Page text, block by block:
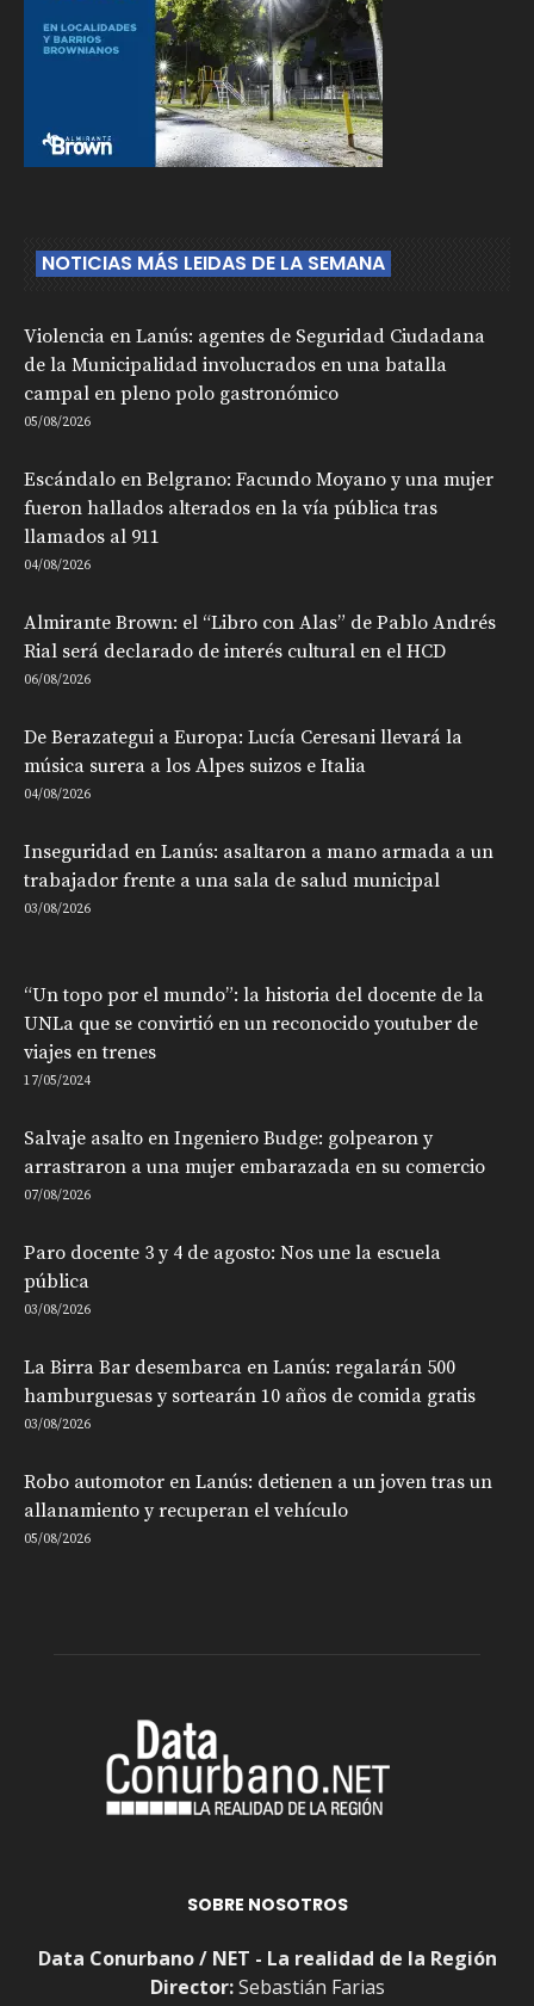
NOTICIAS MÁS LEIDAS DE LA SEMANA
Violencia en Lanús: agentes de Seguridad Ciudadana
de la Municipalidad involucrados en una batalla
campal en pleno polo gastronómico
05/08/2026
Escándalo en Belgrano: Facundo Moyano y una mujer
fueron hallados alterados en la vía pública tras
llamados al 911
04/08/2026
Almirante Brown: el “Libro con Alas” de Pablo Andrés
Rial será declarado de interés cultural en el HCD
06/08/2026
De Berazategui a Europa: Lucía Ceresani llevará la
música surera a los Alpes suizos e Italia
04/08/2026
Inseguridad en Lanús: asaltaron a mano armada a un
trabajador frente a una sala de salud municipal
03/08/2026
“Un topo por el mundo”: la historia del docente de la
UNLa que se convirtió en un reconocido youtuber de
viajes en trenes
17/05/2024
Salvaje asalto en Ingeniero Budge: golpearon y
arrastraron a una mujer embarazada en su comercio
07/08/2026
Paro docente 3 y 4 de agosto: Nos une la escuela
pública
03/08/2026
La Birra Bar desembarca en Lanús: regalarán 500
hamburguesas y sortearán 10 años de comida gratis
03/08/2026
Robo automotor en Lanús: detienen a un joven tras un
allanamiento y recuperan el vehículo
05/08/2026
SOBRE NOSOTROS
Data Conurbano / NET - La realidad de la Región
Director:Sebastián Farias